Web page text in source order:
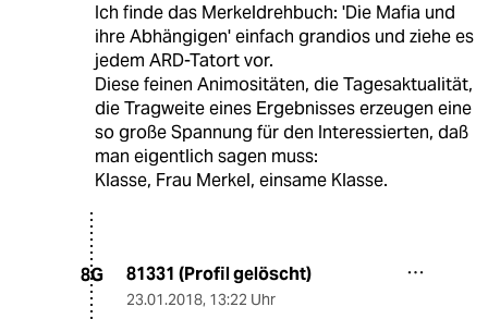
Ich finde das Merkeldrehbuch: 'Die Mafia und
ihre Abhängigen' einfach grandios und ziehe es
jedem ARD-Tatort vor.
Diese feinen Animositäten, die Tagesaktualität,
die Tragweite eines Ergebnisses erzeugen eine
so große Spannung für den Interessierten, daß
man eigentlich sagen muss:
Klasse, Frau Merkel, einsame Klasse.
8G 81331 (Profil gelöscht)
23.01.2018, 13:22 Uhr